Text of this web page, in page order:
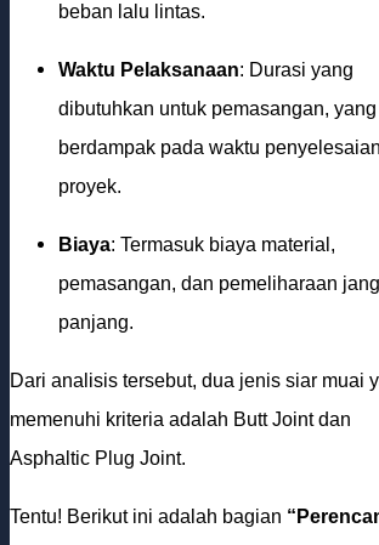
beban lalu lintas.
Waktu Pelaksanaan: Durasi yang
dibutuhkan untuk pemasangan, yang
berdampak pada waktu penyelesaian
proyek.
Biaya: Termasuk biaya material,
pemasangan, dan pemeliharaan
panjang.
Dari analisis tersebut, dua jenis siar muai
memenuhi kriteria adalah Butt Joint dan
Asphaltic Plug Joint.
Tentu! Berikut ini adalah bagian